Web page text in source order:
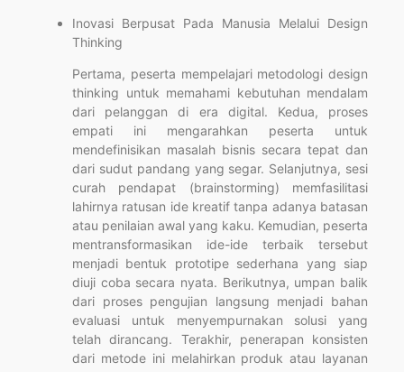
Inovasi Berpusat Pada Manusia Melalui Design
Thinking
Pertama, peserta mempelajari metodologi design
thinking untuk memahami kebutuhan mendalam
dari pelanggan di era digital. Kedua, proses
empati ini mengarahkan peserta untuk
mendefinisikan masalah bisnis secara tepat dan
dari sudut pandang yang segar. Selanjutnya, sesi
curah pendapat (brainstorming) memfasilitasi
lahirnya ratusan ide kreatif tanpa adanya batasan
atau penilaian awal yang kaku. Kemudian, peserta
mentransformasikan ide-ide terbaik tersebut
menjadi bentuk prototipe sederhana yang siap
diuji coba secara nyata. Berikutnya, umpan balik
dari proses pengujian langsung menjadi bahan
evaluasi untuk menyempurnakan solusi yang
telah dirancang. Terakhir, penerapan konsisten
dari metode ini melahirkan produk atau layanan